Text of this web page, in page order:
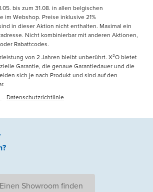
bis zum 31.08. in allen belgischen
im Webshop. Preise inklusive 21%
in dieser Aktion nicht enthalten. Maximal ein
Nicht kombinierbar mit anderen Aktionen,
Rabattcodes.
von 2 Jahren bleibt unberührt. X²O bietet
Garantie, die genaue Garantiedauer und die
sich je nach Produkt und sind auf den
– Datenschutzrichtlinie
?
Einen Showroom finden